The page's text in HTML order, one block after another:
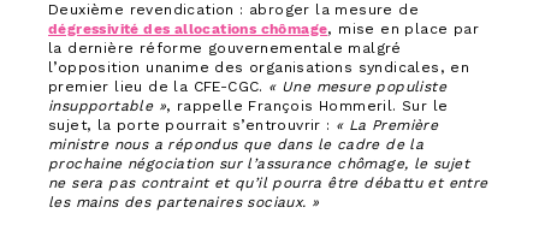
Deuxième revendication : abroger la mesure de
dégressivité des allocations chômage, mise en place par
la dernière réforme gouvernementale malgré
l’opposition unanime des organisations syndicales, en
premier lieu de la CFE-CGC. « Une mesure populiste
insupportable », rappelle François Hommeril. Sur le
sujet, la porte pourrait s’entrouvrir : « La Première
ministre nous a répondus que dans le cadre de la
prochaine négociation sur l’assurance chômage, le sujet
ne sera pas contraint et qu’il pourra être débattu et entre
les mains des partenaires sociaux. »